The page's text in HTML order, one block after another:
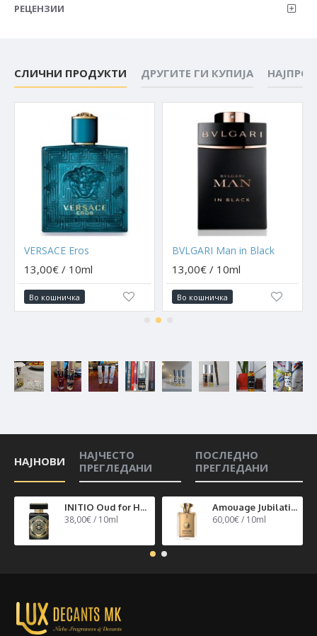
РЕЦЕНЗИИ
СЛИЧНИ ПРОДУКТИ ДРУГИТЕ ГИ КУПИЈА
VERSACE Eros
13,00€ / 10ml
Во кошничка
BVLGARI Man in Black
13,00€ / 10ml
Во кошничка
НАЈНОВИ
НАЈЧЕСТО
ПРЕГЛЕДАНИ
ПОСЛЕДНО
ПРЕГЛЕДАНИ
INITIO Oud for Happiness
38,00€ / 10ml
Amouage Jubilation 40
60,00€ / 10ml